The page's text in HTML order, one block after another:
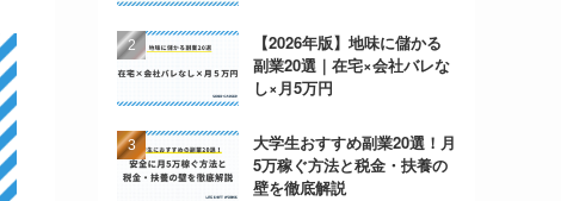
【2026年版】地味に儲かる
副業20選｜在宅×会社バレな
し×月5万円
大学生おすすめ副業20選！月
5万稼ぐ方法と税金・扶養の
壁を徹底解説